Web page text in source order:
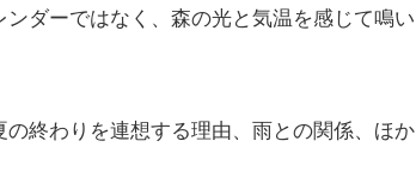
ダーではなく、森の光と気温を感じて鳴い
終わりを連想する理由、雨との関係、ほか